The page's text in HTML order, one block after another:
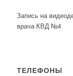
Запись на
врача КВД №4
ТЕЛЕФОНЫ